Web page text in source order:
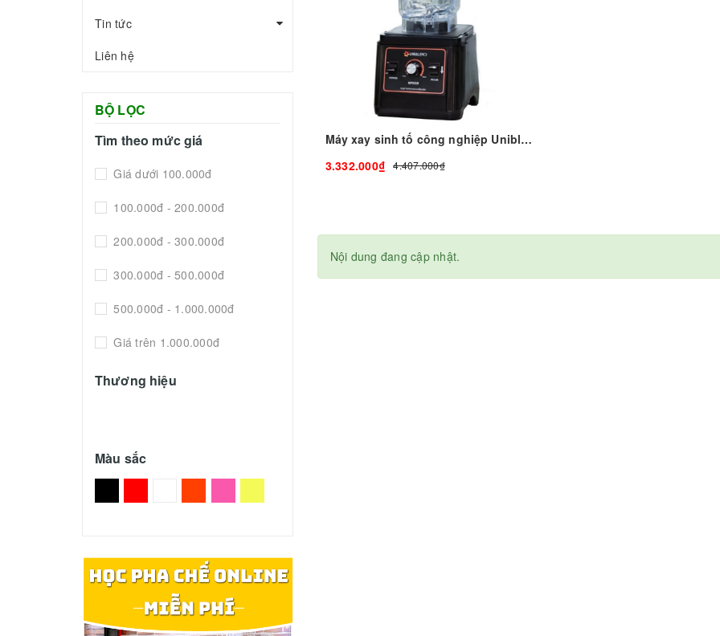
Máy xay sinh tố công nghiệp Uniblend UB-712
3.332.000₫
4.407.000₫
Nội dung đang cập nhật.
Tin tức
Liên hệ
BỘ LỌC
Tìm theo mức giá
Giá dưới 100.000đ
100.000đ - 200.000đ
200.000đ - 300.000đ
300.000đ - 500.000đ
500.000đ - 1.000.000đ
Giá trên 1.000.000đ
Thương hiệu
Màu sắc